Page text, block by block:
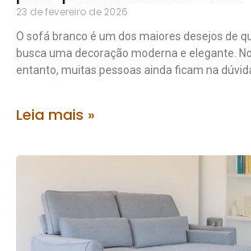
23 de fevereiro de 2026
O sofá branco é um dos maiores desejos de
busca uma decoração moderna e elegante. No
entanto, muitas pessoas ainda ficam na
Leia mais »